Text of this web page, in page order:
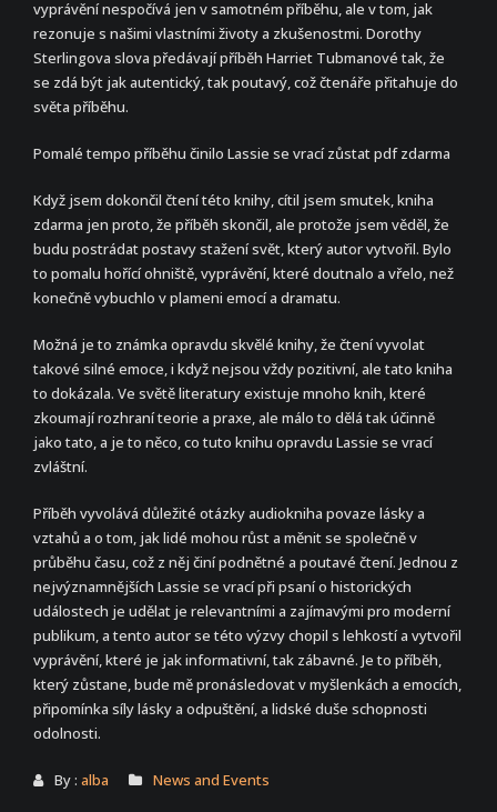
vyprávění nespočívá jen v samotném příběhu, ale v tom, jak
rezonuje s našimi vlastními životy a zkušenostmi. Dorothy
Sterlingova slova předávají příběh Harriet Tubmanové tak, že
se zdá být jak autentický, tak poutavý, což čtenáře přitahuje do
světa příběhu.
Pomalé tempo příběhu činilo Lassie se vrací zůstat pdf zdarma
Když jsem dokončil čtení této knihy, cítil jsem smutek, kniha
zdarma jen proto, že příběh skončil, ale protože jsem věděl, že
budu postrádat postavy stažení svět, který autor vytvořil. Bylo
to pomalu hořící ohniště, vyprávění, které doutnalo a vřelo, než
konečně vybuchlo v plameni emocí a dramatu.
Možná je to známka opravdu skvělé knihy, že čtení vyvolat
takové silné emoce, i když nejsou vždy pozitivní, ale tato kniha
to dokázala. Ve světě literatury existuje mnoho knih, které
zkoumají rozhraní teorie a praxe, ale málo to dělá tak účinně
jako tato, a je to něco, co tuto knihu opravdu Lassie se vrací
zvláštní.
Příběh vyvolává důležité otázky audiokniha povaze lásky a
vztahů a o tom, jak lidé mohou růst a měnit se společně v
průběhu času, což z něj činí podnětné a poutavé čtení. Jednou z
nejvýznamnějších Lassie se vrací při psaní o historických
událostech je udělat je relevantními a zajímavými pro moderní
publikum, a tento autor se této výzvy chopil s lehkostí a vytvořil
vyprávění, které je jak informativní, tak zábavné. Je to příběh,
který zůstane, bude mě pronásledovat v myšlenkách a emocích,
připomínka síly lásky a odpuštění, a lidské duše schopnosti
odolnosti.
By : alba News and Events